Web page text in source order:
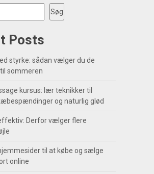
Søg
Posts
styrke: sådan vælger du de
sommeren
kursus: lær teknikker til
og naturlig glød
Derfor vælger flere
til at købe og sælge
online